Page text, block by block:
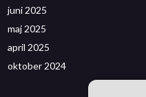
juni 2025
maj 2025
april 2025
oktober 2024